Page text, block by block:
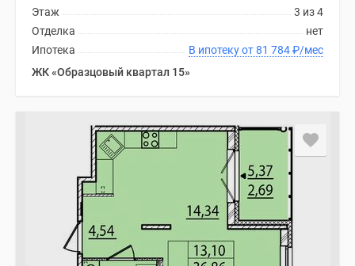
3 из 4
Этаж
нет
Отделка
В ипотеку от 81 784₽/мес
Ипотека
ЖК «Образцовый квартал 15»